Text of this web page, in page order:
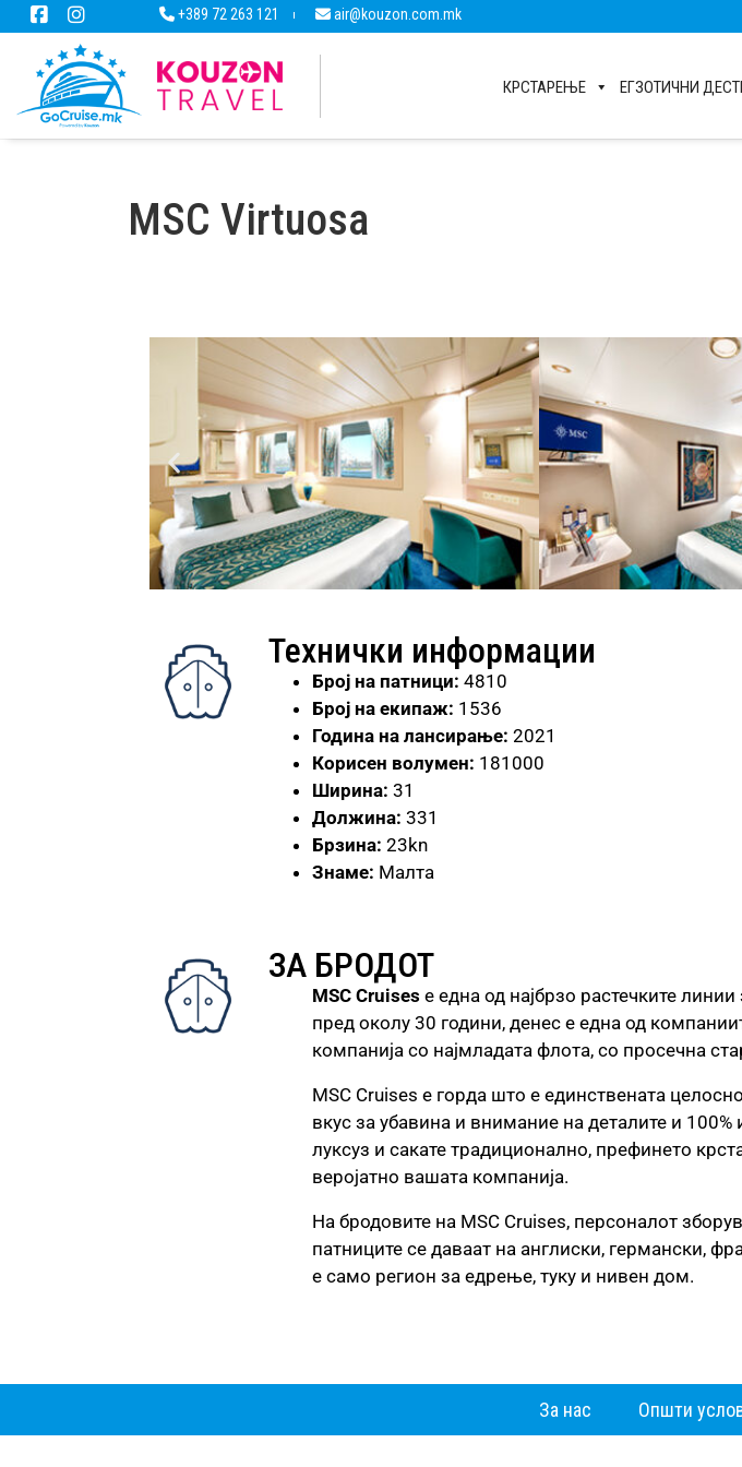
+389 72 263 121 air@kouzon.com.mk
КРСТАРЕЊЕ ЕГЗОТИЧНИ
MSC Virtuosa
Технички информации
Број на патници: 4810
Број на екипаж: 1536
Година на лансирање: 2021
Корисен волумен: 181000
Ширина: 31
Должина: 331
Брзина: 23kn
Знаме: Малта
ЗА БРОДОТ
MSC Cruises е една од најбрзо растечките
пред околу 30 години, денес е една од
компанија со најмладата флота, со просечна
MSC Cruises е горда што е единствената
вкус за убавина и внимание на деталите и 100%
луксуз и сакате традиционално, префинето
веројатно вашата компанија.
На бродовите на MSC Cruises, персоналот
патниците се даваат на англиски, германски,
е само регион за едрење, туку и нивен дом.
За нас Општи